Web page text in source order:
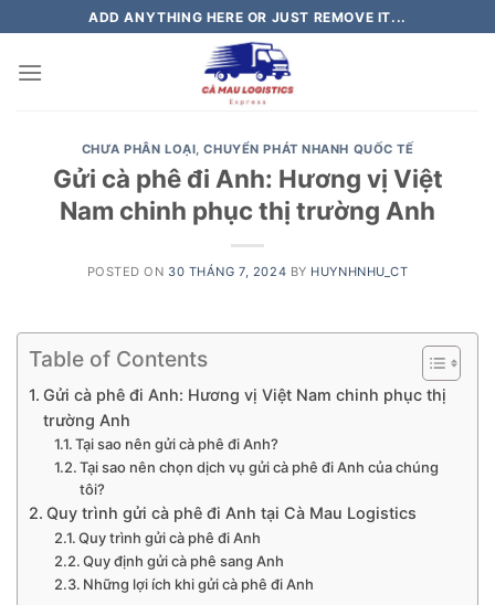
to
content
ADD ANYTHING HERE OR JUST REMOVE IT...
CHƯA PHÂN LOẠI,CHUYỂN PHÁT NHANH QUỐC TẾ
Gửi cà phê đi Anh: Hương vị Việt
Nam chinh phục thị trường Anh
POSTED ON 30 THÁNG 7, 2024 BY HUYNHNHU_CT
Table of Contents
Gửi cà phê đi Anh: Hương vị Việt Nam chinh phục thị
trường Anh
Tại sao nên gửi cà phê đi Anh?
Tại sao nên chọn dịch vụ gửi cà phê đi Anh của chúng
tôi?
Quy trình gửi cà phê đi Anh tại Cà Mau Logistics
Quy trình gửi cà phê đi Anh
Quy định gửi cà phê sang Anh
Những lợi ích khi gửi cà phê đi Anh